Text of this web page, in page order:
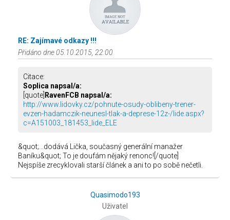
RE: Zajímavé odkazy !!!
Přidáno dne 05.10.2015, 22:00
Citace:
Soplica napsal/a:
[quote] RavenFCB napsal/a:
http://www.lidovky.cz/pohnute-osudy-oblibeny-trener-
evzen-hadamczik-neunesl-tlak-a-deprese-12z-/lide.aspx?
c=A151003_181453_lide_ELE
&quot;...dodává Lička, současný generální manažer
Baníku&quot; To je doufám nějaký renonc![/quote]
Nejspíše zrecyklovali starší článek a ani to po sobě nečetli.
Quasimodo193
Uživatel